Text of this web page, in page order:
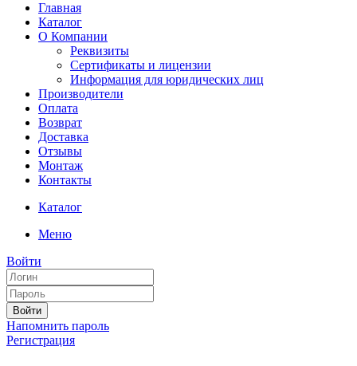
Главная
Каталог
О Компании
Реквизиты
Сертификаты и лицензии
Информация для юридических лиц
Производители
Оплата
Возврат
Доставка
Отзывы
Монтаж
Контакты
Каталог
Меню
Войти
Войти
Напомнить пароль
Регистрация